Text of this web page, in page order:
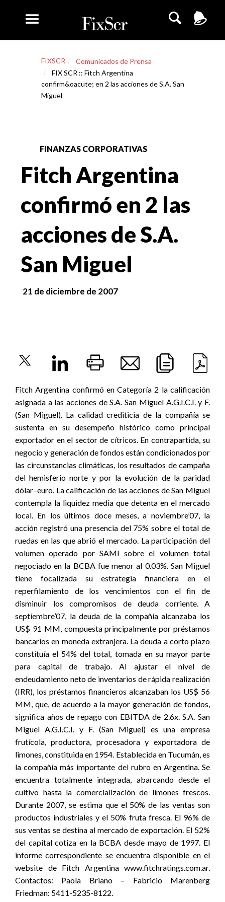
FIXSCR
Comunicados de Prensa
FIX SCR :: Fitch Argentina
confirm&oacute; en 2 las acciones de S.A. San
Miguel
FINANZAS CORPORATIVAS
Fitch Argentina
confirmó en 2 las
acciones de S.A.
San Miguel
21 de diciembre de 2007
Fitch Argentina confirmó en Categoría 2 la calificación
asignada a las acciones de S.A. San Miguel A.G.I.C.I. y F.
(San Miguel). La calidad crediticia de la compañía se
sustenta en su desempeño histórico como principal
exportador en el sector de cítricos. En contrapartida, su
negocio y generación de fondos están condicionados por
las circunstancias climáticas, los resultados de campaña
del hemisferio norte y por la evolución de la paridad
dólar–euro. La calificación de las acciones de San Miguel
contempla la liquidez media que detenta en el mercado
local. En los últimos doce meses, a noviembre’07, la
acción registró una presencia del 75% sobre el total de
ruedas en las que abrió el mercado. La participación del
volumen operado por SAMI sobre el volumen total
negociado en la BCBA fue menor al 0.03%. San Miguel
tiene focalizada su estrategia financiera en el
reperfilamiento de los vencimientos con el fin de
disminuir los compromisos de deuda corriente. A
septiembre’07, la deuda de la compañía alcanzaba los
US$ 91 MM, compuesta principalmente por préstamos
bancarios en moneda extranjera. La deuda a corto plazo
constituía el 54% del total, tomada en su mayor parte
para capital de trabajo. Al ajustar el nivel de
endeudamiento neto de inventarios de rápida realización
(IRR), los préstamos financieros alcanzaban los US$ 56
MM, que, de acuerdo a la mayor generación de fondos,
significa años de repago con EBITDA de 2.6x. S.A. San
Miguel A.G.I.C.I. y F. (San Miguel) es una empresa
frutícola, productora, procesadora y exportadora de
limones, constituida en 1954. Establecida en Tucumán, es
la compañía más importante del rubro en Argentina. Se
encuentra totalmente integrada, abarcando desde el
cultivo hasta la comercialización de limones frescos.
Durante 2007, se estima que el 50% de las ventas son
productos industriales y el 50% fruta fresca. El 96% de
sus ventas se destina al mercado de exportación. El 52%
del capital cotiza en la BCBA desde mayo de 1997. El
informe correspondiente se encuentra disponible en el
website de Fitch Argentina www.fitchratings.com.ar.
Contactos: Paola Briano – Fabricio Marenberg
Friedman: 5411-5235-8122.